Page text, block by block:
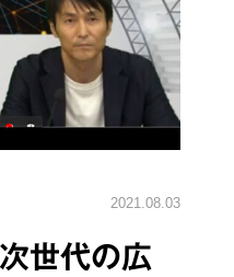
2021.08.03
世代の広